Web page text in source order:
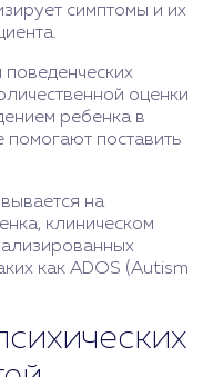
симптомы и их
оценки
ребенка в
помогают поставить
на
клиническом
как ADOS (Autism